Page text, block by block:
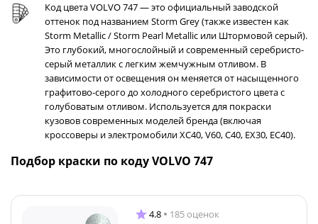
Код цвета VOLVO 747 — это официальный заводской
оттенок под названием Storm Grey (также известен как
Storm Metallic / Storm Pearl Metallic или Штормовой серый).
Это глубокий, многослойный и современный серебристо-
серый металлик с легким жемчужным отливом. В
зависимости от освещения он меняется от насыщенного
графитово-серого до холодного серебристого цвета с
голубоватым отливом. Используется для покраски
кузовов современных моделей бренда (включая
кроссоверы и электромобили XC40, V60, C40, EX30, EC40).
Подбор краски по коду VOLVO 747
4.8 185 оценок